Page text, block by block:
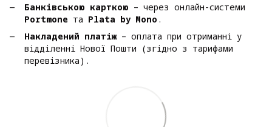
Банківською карткою – через онлайн-системи
Portmone та Plata by Mono .
Накладений платіж– оплата при отриманні у
відділенні Нової Пошти (згідно з тарифами
перевізника).